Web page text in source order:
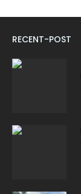
RECENT-POST